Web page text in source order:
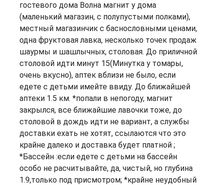
гостевого дома Волна магнит у дома
(маленький магазин, с полупустыми полками),
местный магазинчик с баснословными ценами,
одна фруктовая лавка, несколько точек продаж
шаурмы и шашлычных, столовая. До приличной
столовой идти минут 15(Минутка у томары,
очень вкусно), аптек вблизи не было, если
едете с детьми имейте ввиду. До ближайшей
аптеки 1.5 км. *попали в непогоду, магнит
закрылся, все ближайшие лавочки тоже, до
столовой в дождь идти не вариант, а службы
доставки ехать не хотят, ссылаются что это
крайне далеко и доставка будет платной ;
*Бассейн :если едете с детьми на бассейн
особо не расчитывайте, да, чистый, но глубина
1.9,только под присмотром; *крайне неудобный